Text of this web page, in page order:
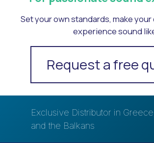
Set your own standards, make
experience sound
Request a free
Exclusive Distributor in
and the Balkans